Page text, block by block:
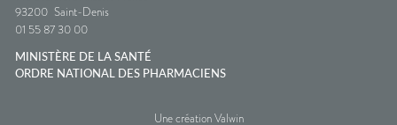
93200 Saint-Denis
01 55 87 30 00
MINISTÈRE DE LA SANTÉ
ORDRE NATIONAL DES PHARMACIENS
Une création Valwin